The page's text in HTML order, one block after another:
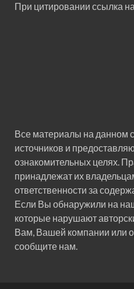
При цитировании ссылка
Все материалы на данном
источников и
ознакомительных целях.
принадлежат их
ответственности за
Если Вы обнаружили на
которые нарушают
Вам, Вашей компании или
сообщите нам.